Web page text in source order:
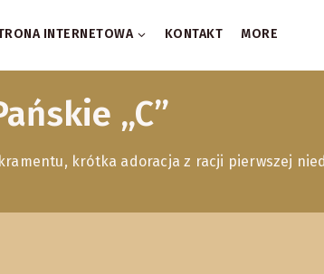
INTERNETOWA KONTAKT MORE
„C”
krótka adoracja z racji pierwszej